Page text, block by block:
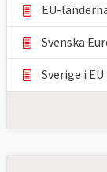
EU-
Svenska
Sverige i EU